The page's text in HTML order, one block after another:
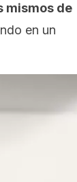
mismos de
en un